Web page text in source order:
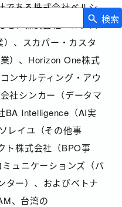
検索
である株式会社ベルシ
と、株式会社ベルシス
、スカパー・カスタ
）、Horizon One株式
ンサルティング・アウ
社シンカー（データマ
BA Intelligence（AI実
レイユ（その他事
ト株式会社（BPO事
ュニケーションズ（バ
ター）、およびベトナ
、台湾の